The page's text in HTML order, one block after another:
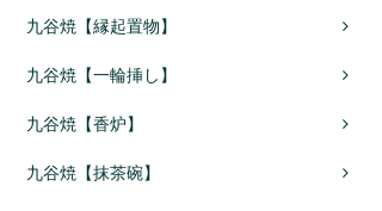
九谷焼【縁起置物】
九谷焼【一輪挿し】
九谷焼【香炉】
九谷焼【抹茶碗】